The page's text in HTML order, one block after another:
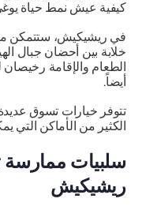
كيفية عيش نمط حياة
في ريشيكيش، ستتمكن من
خلابة بين أحضان جبال
الطعام والإقامة رخيصان
أيضاً.
تتوفر خيارات تسوق
الكثير من الأماكن التي
سلبيات ممارسة
ريشيكيش